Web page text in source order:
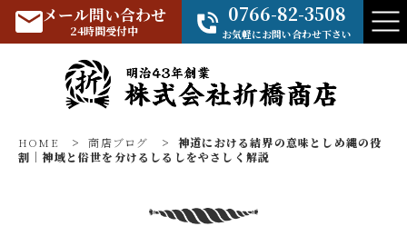
メール問い合わせ
24時間受付中
0766-82-3508
お気軽にお問い合わせ下さい
HOME > 商店ブログ >
神道における結界の意味としめ縄の役
割｜神域と俗世を分けるしるしをやさしく解説